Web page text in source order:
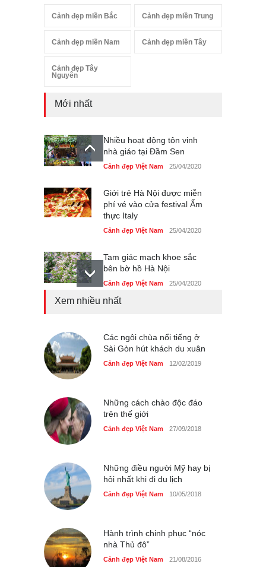
Cảnh đẹp miền Bắc Cảnh đẹp miền Trung
Cảnh đẹp miền Nam Cảnh đẹp miền Tây
Cảnh đẹp Tây
Nguyên
Mới nhất
Nhiều hoạt động tôn vinh
nhà giáo tại Đầm Sen
Cảnh đẹp Việt Nam 25/04/2020
Giới trẻ Hà Nội được miễn
phí vé vào cửa festival Ẩm
thực Italy
Cảnh đẹp Việt Nam 25/04/2020
Tam giác mạch khoe sắc
bên bờ hồ Hà Nội
Cảnh đẹp Việt Nam 25/04/2020
Cảnh đẹp Việt Nam 24/04/2020
Những món ăn đồng quê
Xem nhiều nhất
Các ngôi chùa nổi tiếng ở
Sài Gòn hút khách du xuân
Cảnh đẹp Việt Nam 12/02/2019
Những cách chào độc đáo
trên thế giới
Cảnh đẹp Việt Nam 27/09/2018
Những điều người Mỹ hay bị
hỏi nhất khi đi du lịch
Cảnh đẹp Việt Nam 10/05/2018
Hành trình chinh phục “nóc
nhà Thủ đô”
Cảnh đẹp Việt Nam 21/08/2016